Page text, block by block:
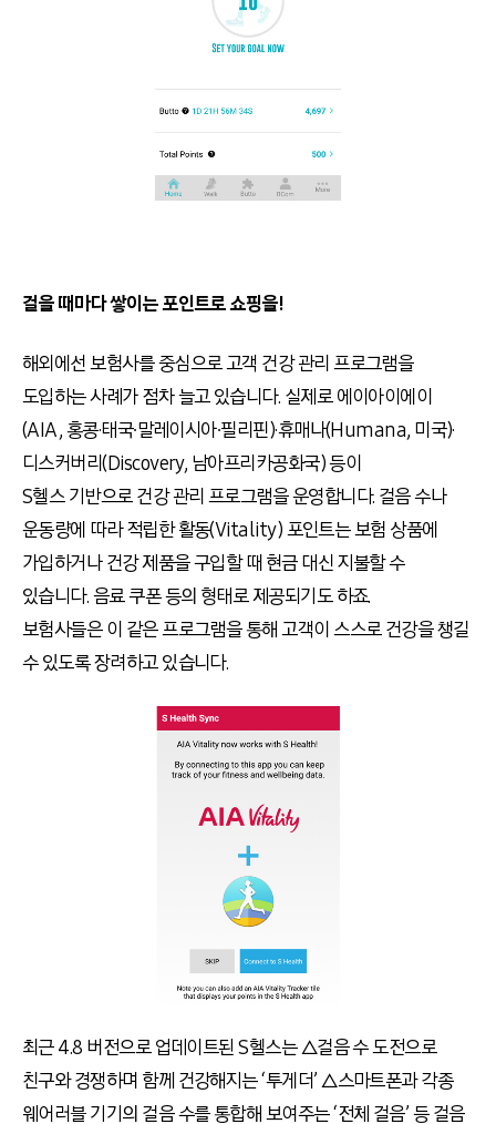
걸을 때마다 쌓이는 포인트로 쇼핑을!
해외에선 보험사를 중심으로 고객 건강 관리 프로그램을
도입하는 사례가 점차 늘고 있습니다. 실제로 에이아이에이
(AIA, 홍콩·태국∙말레이시아∙필리핀)·휴매나(Humana, 미국)·
디스커버리(Discovery, 남아프리카공화국) 등이
S헬스 기반으로 건강 관리 프로그램을 운영합니다. 걸음 수나
운동량에 따라 적립한 활동(Vitality) 포인트는 보험 상품에
가입하거나 건강 제품을 구입할 때 현금 대신 지불할 수
있습니다. 음료 쿠폰 등의 형태로 제공되기도 하죠.
보험사들은 이 같은 프로그램을 통해 고객이 스스로 건강을 챙길
수 있도록 장려하고 있습니다.
최근 4.8 버전으로 업데이트된 S헬스는 △걸음 수 도전으로
친구와 경쟁하며 함께 건강해지는 ‘투게더’ △스마트폰과 각종
웨어러블 기기의 걸음 수를 통합해 보여주는 ‘전체 걸음’ 등 걸음